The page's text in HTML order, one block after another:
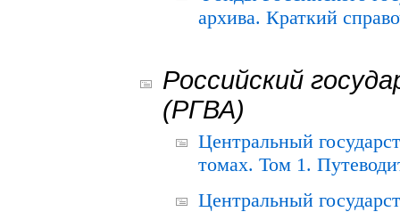
архива. Краткий
Российский
(РГВА)
Центральный
томах. Том 1.
Центральный